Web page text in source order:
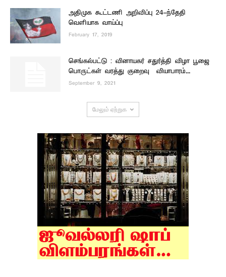
அதிமுக கூட்டணி அறிவிப்பு 24-ந்தேதி
வெளியாக வாய்ப்பு
February 17, 2019
செங்கல்பட்டு : வினாயகர் சதுர்த்தி விழா பூஜை
பொருட்கள் வரத்து குறைவு – வியாபாரம்...
September 9, 2021
மேலும் ஏற்றுக